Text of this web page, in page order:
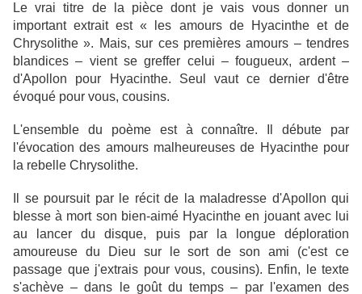
Le vrai titre de la pièce dont je vais vous donner un
important extrait est « les amours de Hyacinthe et de
Chrysolithe ». Mais, sur ces premières amours – tendres
blandices – vient se greffer celui – fougueux, ardent –
d'Apollon pour Hyacinthe. Seul vaut ce dernier d'être
évoqué pour vous, cousins.
L'ensemble du poème est à connaître. Il débute par
l'évocation des amours malheureuses de Hyacinthe pour
la rebelle Chrysolithe.
Il se poursuit par le récit de la maladresse d'Apollon qui
blesse à mort son bien-aimé Hyacinthe en jouant avec lui
au lancer du disque, puis par la longue déploration
amoureuse du Dieu sur le sort de son ami (c'est ce
passage que j'extrais pour vous, cousins). Enfin, le texte
s'achève – dans le goût du temps – par l'examen des